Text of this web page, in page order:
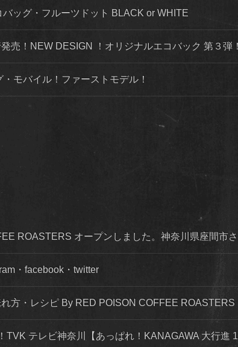
ッグ・フルーツドット BLACK or WHITE
売！NEW DESIGN ！オリジナルエコバック 第３弾
モバイル！ファーストモデル！
ROASTERS オープンしました。神奈川県座間市さ
・facebook・twitter
方・レシピ By RED POISON COFFEE ROASTERS
テレビ神奈川【あっぱれ！KANAGAWA 大行進